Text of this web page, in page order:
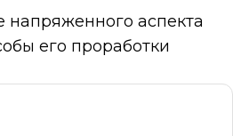
напряженного аспекта
его проработки